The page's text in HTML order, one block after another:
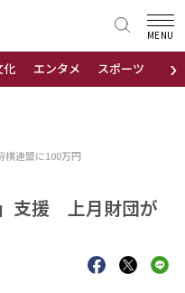
›
化 エンタメ スポーツ 地域
MENU
連盟に100万円
支援 上月財団が